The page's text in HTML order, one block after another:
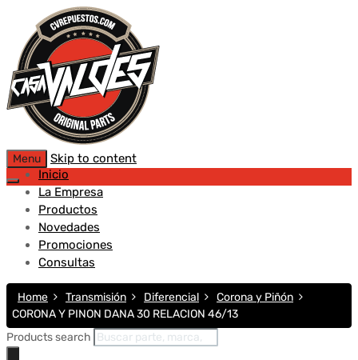
Menu
Skip to content
Inicio
La Empresa
Productos
Novedades
Promociones
Consultas
Home Transmisión Diferencial
Corona y Piñón
CORONA Y PINON DANA 30 RELACION 46/13
Products search